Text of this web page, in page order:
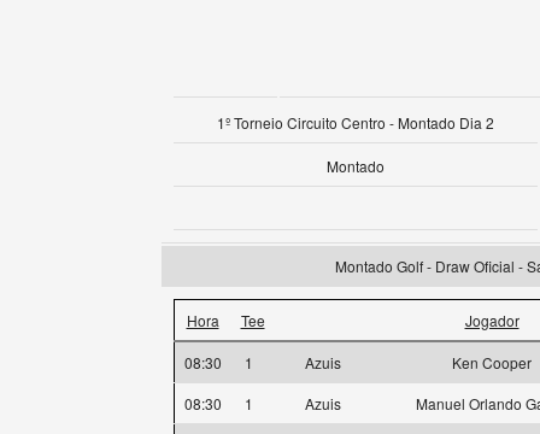
1º Torneio Circuito Centro - Montado Dia 2
Montado
Montado Golf - Draw Oficial -
Hora Tee Jogador
08:30 1 Azuis
Ken Cooper
08:30
1 Azuis
Manuel Orlando